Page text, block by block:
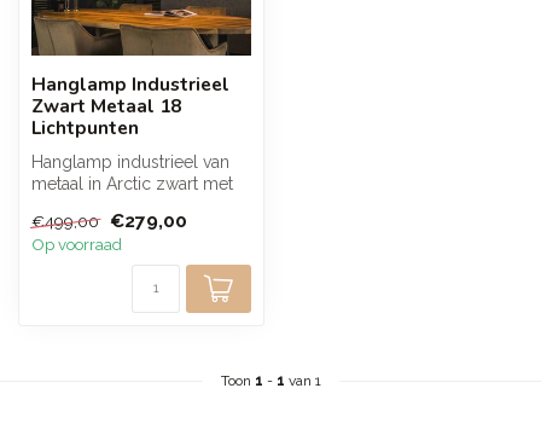
Hanglamp Industrieel
Zwart Metaal 18
Lichtpunten
Hanglamp industrieel van
metaal in Arctic zwart met
verschille...
€499,00 €279,00
Op voorraad
Toon 1 - 1 van 1